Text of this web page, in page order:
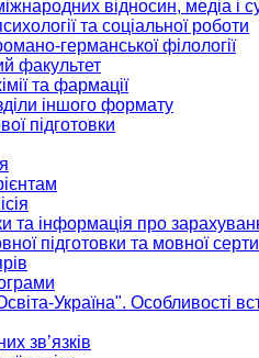
відносин, медіа і
та соціальної роботи
германської філології
факультет
та фармації
іншого формату
підготовки
та інформація про
підготовки та мовної
Україна". Особливості
зв’язків